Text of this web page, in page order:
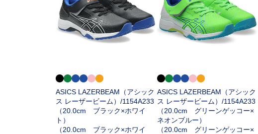
ASICS LAZERBEAM（アシック
ス レーザービーム）/1154A233
（20.0cm ブラック×ホワイ
ト）
（20.0cm ブラック×ホワイ
ASICS LAZERBEAM（アシック
ス レーザービーム）/1154A233
（20.0cm グリーンゲッコー×
ネオンブルー）
（20.0cm グリーンゲッコー×